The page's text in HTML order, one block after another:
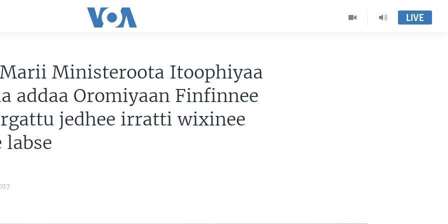
LIVE
Ministeroota Itoophiyaa
addaa Oromiyaan Finfinnee
jedhee irratti wixinee
labse